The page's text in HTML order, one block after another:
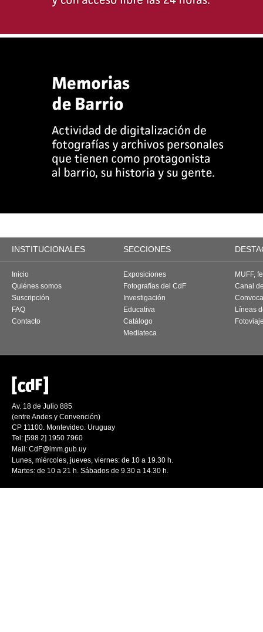
INSTITUCIONALES SECCIONES
Inicio
Quiénes somos
Suscripción
FAQ
Contacto
Exposiciones
Fotografías del CdF
Investigación
Educativa
Catálogo
Mediateca
MUFF,
Canal
Líneas
Av. 18 de Julio 885
(entre Andes y Convención)
CP 11100. Montevideo. Uruguay
Tel: [598 2] 1950 7960
Mail: CdF@imm.gub.uy
Lunes, miércoles, jueves, viernes: de 10 a 19.30 h.
Martes: de 10 a 21 h. Sábados de 9.30 a 14.30 h.